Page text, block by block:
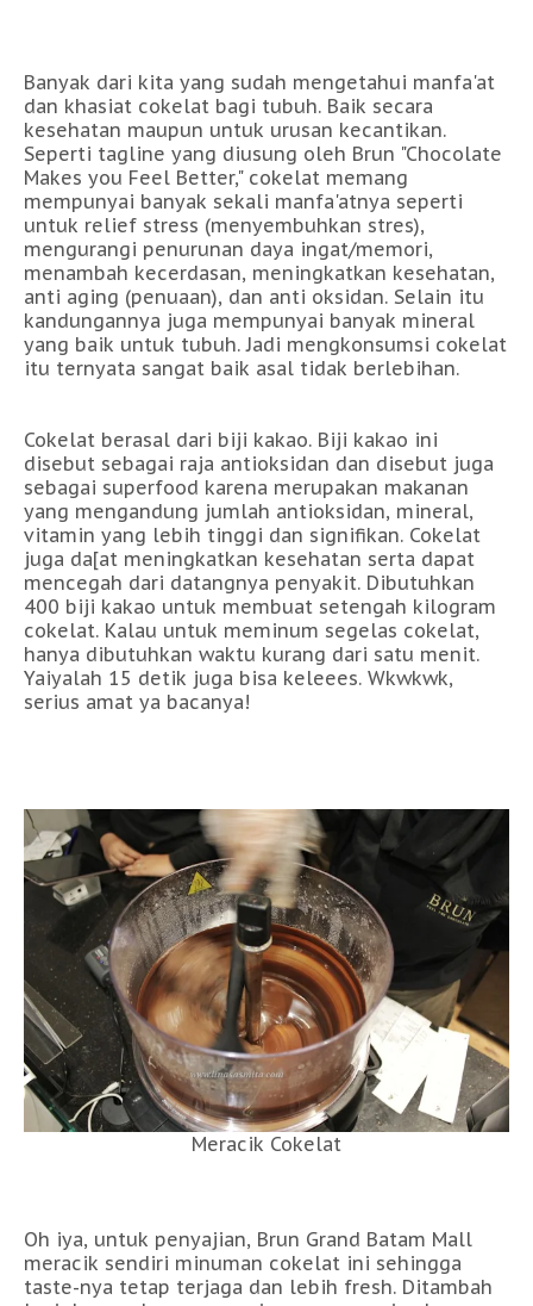
Banyak dari kita yang sudah mengetahui manfa'at
dan khasiat cokelat bagi tubuh. Baik secara
kesehatan maupun untuk urusan kecantikan.
Seperti tagline yang diusung oleh Brun "Chocolate
Makes you Feel Better," cokelat memang
mempunyai banyak sekali manfa'atnya seperti
untuk relief stress (menyembuhkan stres),
mengurangi penurunan daya ingat/memori,
menambah kecerdasan, meningkatkan kesehatan,
anti aging (penuaan), dan anti oksidan. Selain itu
kandungannya juga mempunyai banyak mineral
yang baik untuk tubuh. Jadi mengkonsumsi cokelat
itu ternyata sangat baik asal tidak berlebihan.
Cokelat berasal dari biji kakao. Biji kakao ini
disebut sebagai raja antioksidan dan disebut juga
sebagai superfood karena merupakan makanan
yang mengandung jumlah antioksidan, mineral,
vitamin yang lebih tinggi dan signifikan. Cokelat
juga da[at meningkatkan kesehatan serta dapat
mencegah dari datangnya penyakit. Dibutuhkan
400 biji kakao untuk membuat setengah kilogram
cokelat. Kalau untuk meminum segelas cokelat,
hanya dibutuhkan waktu kurang dari satu menit.
Yaiyalah 15 detik juga bisa keleees. Wkwkwk,
serius amat ya bacanya!
Meracik Cokelat
Oh iya, untuk penyajian, Brun Grand Batam Mall
meracik sendiri minuman cokelat ini sehingga
taste-nya tetap terjaga dan lebih fresh. Ditambah